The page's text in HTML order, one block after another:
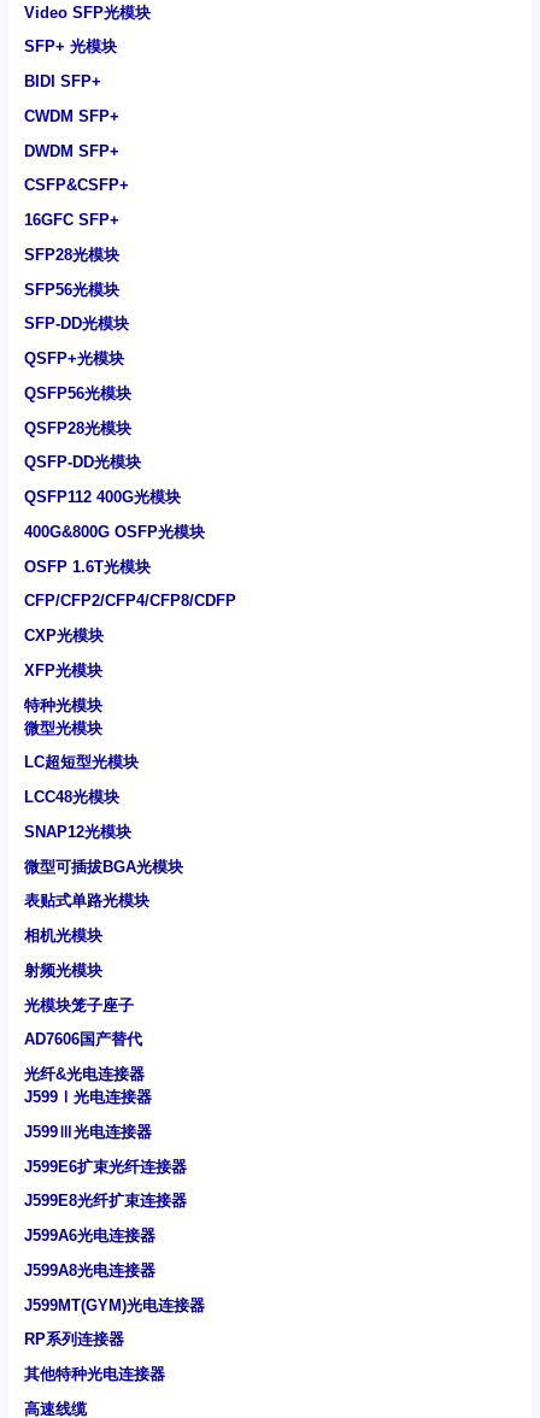
Video SFP光模块
SFP+ 光模块
BIDI SFP+
CWDM SFP+
DWDM SFP+
CSFP&CSFP+
16GFC SFP+
SFP28光模块
SFP56光模块
SFP-DD光模块
QSFP+光模块
QSFP56光模块
QSFP28光模块
QSFP-DD光模块
QSFP112 400G光模块
400G&800G OSFP光模块
OSFP 1.6T光模块
CFP/CFP2/CFP4/CFP8/CDFP
CXP光模块
XFP光模块
特种光模块
微型光模块
LC超短型光模块
LCC48光模块
SNAP12光模块
微型可插拔BGA光模块
表贴式单路光模块
相机光模块
射频光模块
光模块笼子座子
AD7606国产替代
光纤&光电连接器
J599Ⅰ光电连接器
J599Ⅲ光电连接器
J599E6扩束光纤连接器
J599E8光纤扩束连接器
J599A6光电连接器
J599A8光电连接器
J599MT(GYM)光电连接器
RP系列连接器
其他特种光电连接器
高速线缆